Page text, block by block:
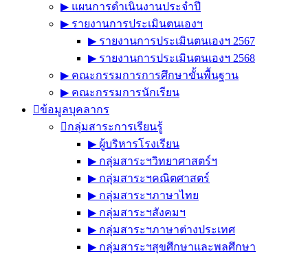
▶︎ แผนการดำเนินงานประจำปี
▶︎ รายงานการประเมินตนเองฯ
▶︎ รายงานการประเมินตนเองฯ 2567
▶︎ รายงานการประเมินตนเองฯ 2568
▶︎ คณะกรรมการการศึกษาขั้นพื้นฐาน
▶︎ คณะกรรมการนักเรียน
ข้อมูลบุคลากร
กลุ่มสาระการเรียนรู้
▶︎ ผู้บริหารโรงเรียน
▶︎ กลุ่มสาระฯวิทยาศาสตร์ฯ
▶︎ กลุ่มสาระฯคณิตศาสตร์
▶︎ กลุ่มสาระฯภาษาไทย
▶︎ กลุ่มสาระฯสังคมฯ
▶︎ กลุ่มสาระฯภาษาต่างประเทศ
▶︎ กลุ่มสาระฯสุขศึกษาและพลศึกษา